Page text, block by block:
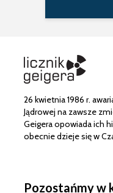
26 kwietnia 1986 r.
Jądrowej na zawsze
Geigera opowiada ich
obecnie dzieje się w
Pozostańmy w